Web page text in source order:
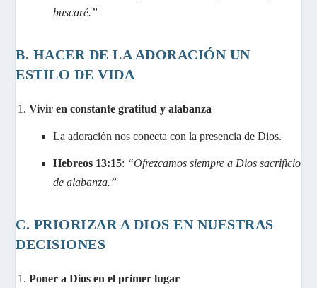
buscaré.”
B. HACER DE LA ADORACIÓN UN
ESTILO DE VIDA
Vivir en constante gratitud y alabanza
La adoración nos conecta con la presencia de Dios.
Hebreos 13:15: “Ofrezcamos siempre a Dios sacrificio
de alabanza.”
C. PRIORIZAR A DIOS EN NUESTRAS
DECISIONES
Poner a Dios en el primer lugar